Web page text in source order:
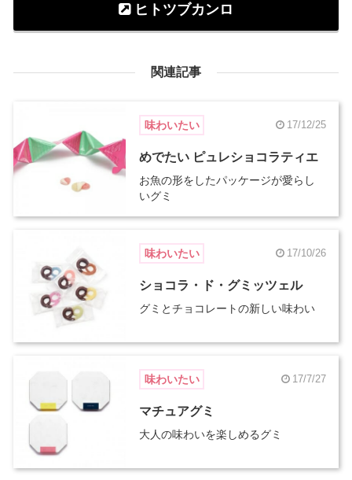
ヒトツブカンロ
関連記事
味わいたい 17/12/25
めでたい ピュレショコラティエ
お魚の形をしたパッケージが愛らし
いグミ
味わいたい 17/10/26
ショコラ・ド・グミッツェル
グミとチョコレートの新しい味わい
味わいたい 17/7/27
マチュアグミ
大人の味わいを楽しめるグミ